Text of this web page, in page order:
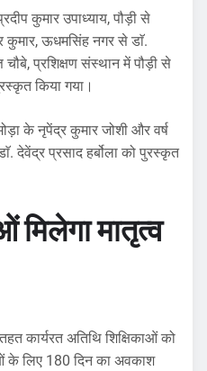
कुमार उपाध्याय, पौड़ी से
कुमार, ऊधमसिंह नगर से डाॅ.
प्रशिक्षण संस्थान में पौड़ी से
किया गया।
के नृपेंद्र कुमार जोशी और वर्ष
देवेंद्र प्रसाद हर्बोला को पुरस्कृत
मिलेगा मातृत्व
कार्यरत अतिथि शिक्षिकाओं को
के लिए 180 दिन का अवकाश